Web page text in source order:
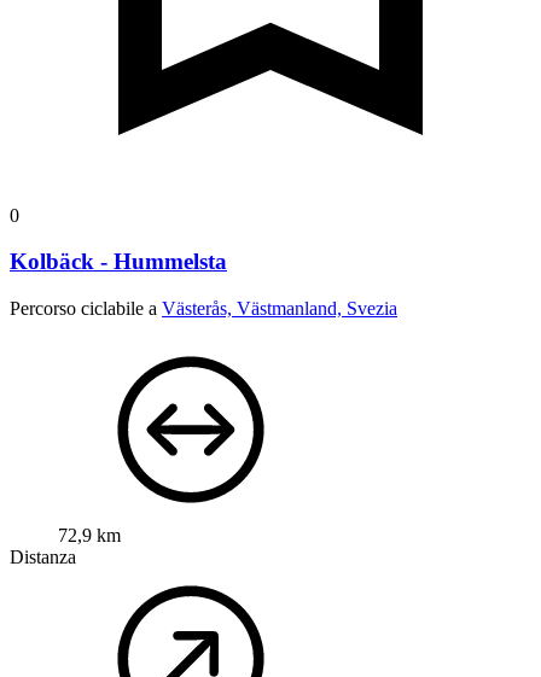
0
Kolbäck - Hummelsta
Percorso ciclabile a Västerås, Västmanland, Svezia
72,9 km
Distanza